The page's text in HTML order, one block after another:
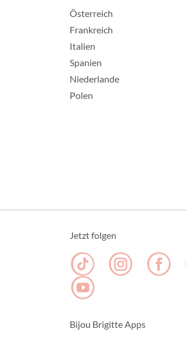
Österreich
Frankreich
Italien
Spanien
Niederlande
Polen
Jetzt folgen
Bijou Brigitte Apps